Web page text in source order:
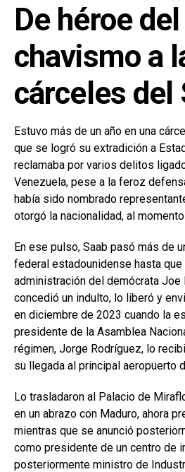
De héroe del
chavismo a
cárceles del
Estuvo más de un año en una
que se logró su extradición a
reclamaba por varios delitos
Venezuela, pese a la feroz
había sido nombrado
otorgó la nacionalidad, al
En ese pulso, Saab pasó más de
federal estadounidense hasta que
administración del demócrata Joe
concedió un indulto, lo liberó y
en diciembre de 2023 cuando la
presidente de la Asamblea
régimen, Jorge Rodríguez, lo
su llegada al principal aeropuerto
Lo trasladaron al Palacio de
en un abrazo con Maduro, ahora
mientras que se anunció
como presidente de un centro de
posteriormente ministro de